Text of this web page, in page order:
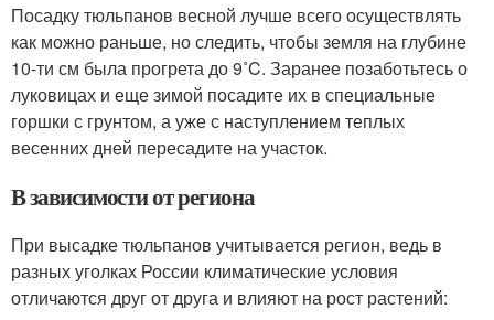
Посадку тюльпанов весной лучше всего осуществлять
как можно раньше, но следить, чтобы земля на глубине
10-ти см была прогрета до 9˚C. Заранее позаботьтесь о
луковицах и еще зимой посадите их в специальные
горшки с грунтом, а уже с наступлением теплых
весенних дней пересадите на участок.
В зависимости от региона
При высадке тюльпанов учитывается регион, ведь в
разных уголках России климатические условия
отличаются друг от друга и влияют на рост растений: